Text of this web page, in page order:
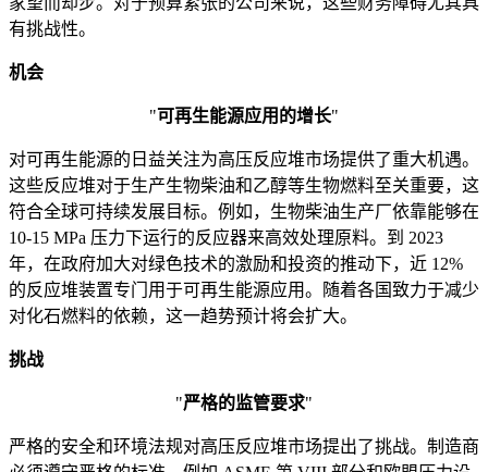
有挑战性。
机会
"可再生能源应用的增长"
对可再生能源的日益关注为高压反应堆市场提供了重大机遇。
这些反应堆对于生产生物柴油和乙醇等生物燃料至关重要，这
符合全球可持续发展目标。例如，生物柴油生产厂依靠能够在
10-15 MPa 压力下运行的反应器来高效处理原料。到 2023
年，在政府加大对绿色技术的激励和投资的推动下，近 12%
的反应堆装置专门用于可再生能源应用。随着各国致力于减少
对化石燃料的依赖，这一趋势预计将会扩大。
挑战
"严格的监管要求"
严格的安全和环境法规对高压反应堆市场提出了挑战。制造商